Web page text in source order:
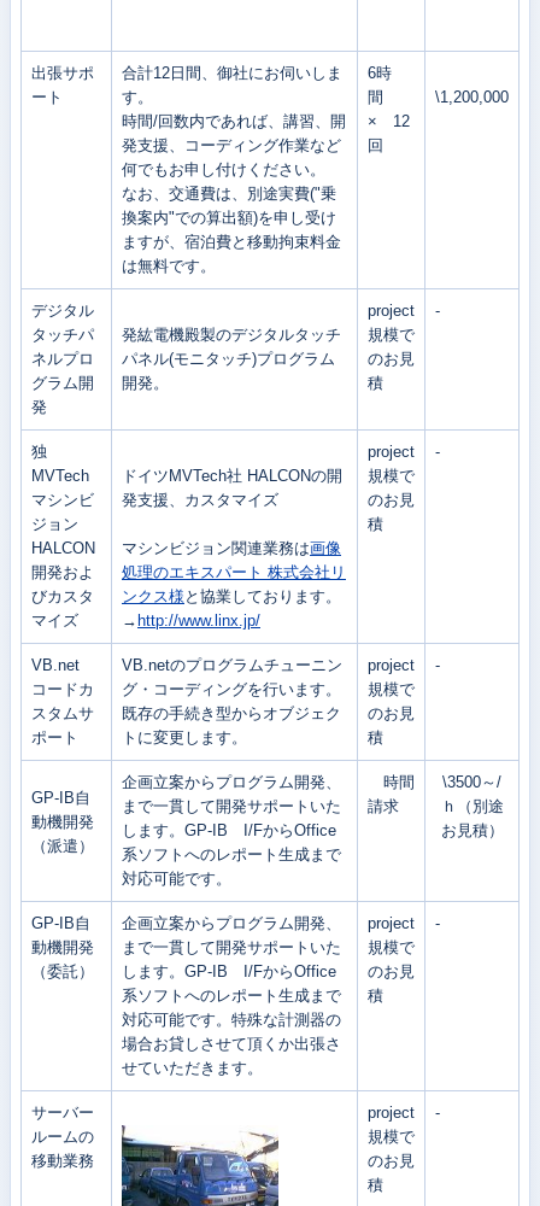
出張サポ
ート
合計12日間、御社にお伺いしま
す。
時間/回数内であれば、講習、開
発支援、コーディング作業など
何でもお申し付けください。
なお、交通費は、別途実費("乗
換案内"での算出額)を申し受け
ますが、宿泊費と移動拘束料金
は無料です。
6時
間
× 12
回
\1,200,000
デジタル
タッチパ
ネルプロ
グラム開
発
発紘電機殿製のデジタルタッチ
パネル(モニタッチ)プログラム
開発。
project
規模で
のお見
積
-
独
MVTech
マシンビ
ジョン
HALCON
開発およ
びカスタ
マイズ
ドイツMVTech社 HALCONの開
発支援、カスタマイズ
マシンビジョン関連業務は画像
処理のエキスパート 株式会社リ
ンクス様 と協業しております。
→http://www.linx.jp/
project
規模で
のお見
積
-
VB.net
コードカ
スタムサ
ポート
VB.netのプログラムチューニン
グ・コーディングを行います。
既存の手続き型からオブジェク
トに変更します。
project
規模で
のお見
積
-
GP-IB自
動機開発
（派遣）
企画立案からプログラム開発、
まで一貫して開発サポートいた
します。GP-IB I/FからOffice
系ソフトへのレポート生成まで
対応可能です。
時間
請求
\3500～/
ｈ（別途
お見積）
GP-IB自
動機開発
（委託）
企画立案からプログラム開発、
まで一貫して開発サポートいた
します。GP-IB I/FからOffice
系ソフトへのレポート生成まで
対応可能です。特殊な計測器の
場合お貸しさせて頂くか出張さ
せていただきます。
project
規模で
のお見
積
-
サーバー
ルームの
移動業務
project
規模で
のお見
積
-